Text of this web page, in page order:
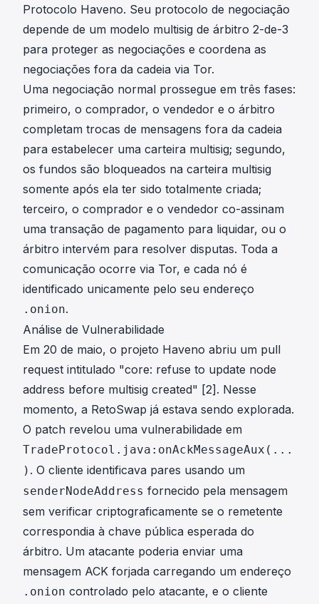
Protocolo Haveno. Seu protocolo de negociação
depende de um modelo multisig de árbitro 2-de-3
para proteger as negociações e coordena as
negociações fora da cadeia via Tor.
Uma negociação normal prossegue em três fases:
primeiro, o comprador, o vendedor e o árbitro
completam trocas de mensagens fora da cadeia
para estabelecer uma carteira multisig; segundo,
os fundos são bloqueados na carteira multisig
somente após ela ter sido totalmente criada;
terceiro, o comprador e o vendedor co-assinam
uma transação de pagamento para liquidar, ou o
árbitro intervém para resolver disputas. Toda a
comunicação ocorre via Tor, e cada nó é
identificado unicamente pelo seu endereço
.onion.
Análise de Vulnerabilidade
Em 20 de maio, o projeto Haveno abriu um pull
request intitulado "core: refuse to update node
address before multisig created" [2] . Nesse
momento, a RetoSwap já estava sendo explorada.
O patch revelou uma vulnerabilidade em
TradeProtocol.java:onAckMessageAux(...
) . O cliente identificava pares usando um
senderNodeAddress fornecido pela mensagem
sem verificar criptograficamente se o remetente
correspondia à chave pública esperada do
árbitro. Um atacante poderia enviar uma
mensagem ACK forjada carregando um endereço
.onion controlado pelo atacante, e o cliente